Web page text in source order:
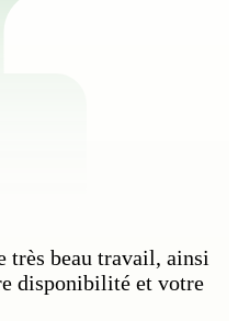
très beau travail, ainsi
disponibilité et votre